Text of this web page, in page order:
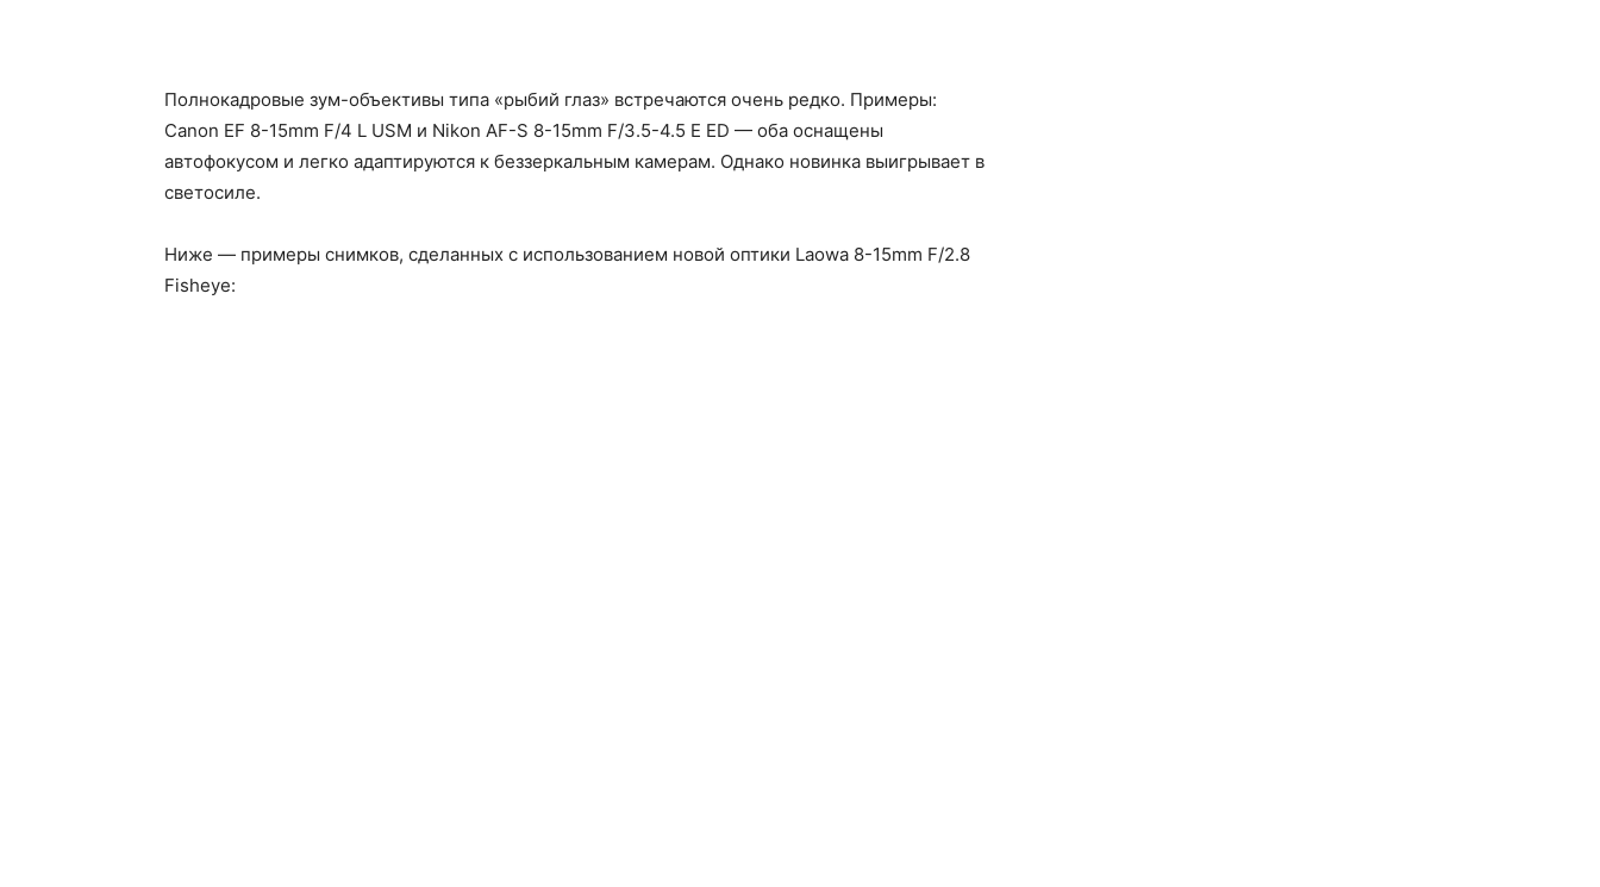
Полнокадровые зум-объективы типа «рыбий глаз» встречаются очень редко. Примеры:
Canon EF 8-15mm F/4 L USM и Nikon AF-S 8-15mm F/3.5-4.5 E ED — оба оснащены
автофокусом и легко адаптируются к беззеркальным камерам. Однако новинка выигрывает в
светосиле.
Ниже — примеры снимков, сделанных с использованием новой оптики Laowa 8-15mm F/2.8
Fisheye: